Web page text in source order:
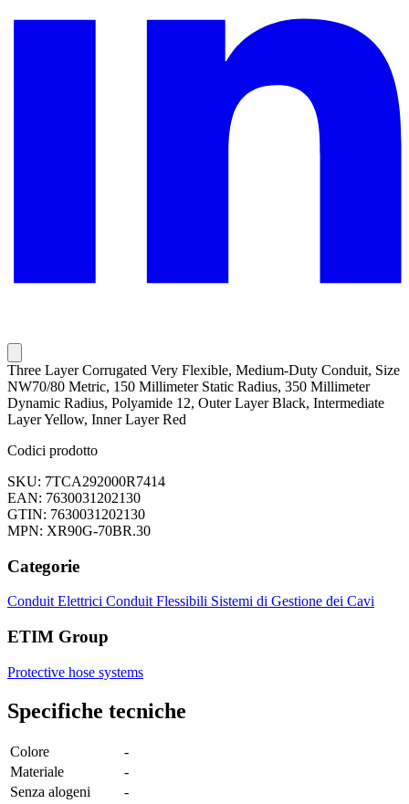
Three Layer Corrugated Very Flexible, Medium-Duty Conduit, Size
NW70/80 Metric, 150 Millimeter Static Radius, 350 Millimeter
Dynamic Radius, Polyamide 12, Outer Layer Black, Intermediate
Layer Yellow, Inner Layer Red
Codici prodotto
SKU: 7TCA292000R7414
EAN: 7630031202130
GTIN: 7630031202130
MPN: XR90G-70BR.30
Categorie
Conduit Elettrici Conduit Flessibili Sistemi di Gestione dei Cavi
ETIM Group
Protective hose systems
Specifiche tecniche
Colore
-
Materiale
-
Senza alogeni
-